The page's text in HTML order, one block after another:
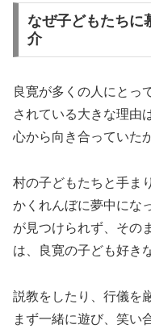
なぜ子どもたちに
介
良寛が多くの人にとっ
されている大きな理由
心から向き合っていた
村の子どもたちと手ま
かくれんぼに夢中にな
が見つけられず、その
は、良寛の子ども好き
説教をしたり、行儀を
まず一緒に遊び、笑い